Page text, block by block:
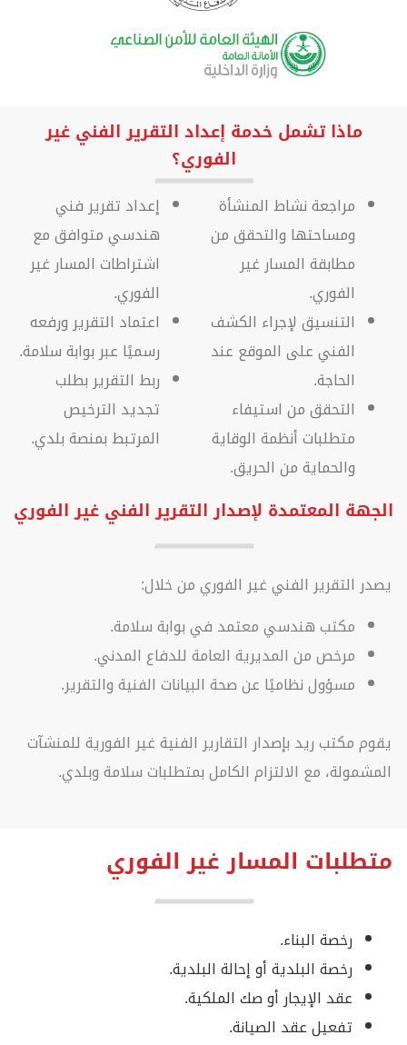
ماذا تشمل خدمة إعداد التقرير الفني غير
الفوري؟
مراجعة نشاط المنشأة
ومساحتها والتحقق من
مطابقة المسار غير
الفوري.
التنسيق لإجراء الكشف
الفني على الموقع عند
الحاجة.
التحقق من استيفاء
متطلبات أنظمة الوقاية
والحماية من الحريق.
إعداد تقرير فني
هندسي متوافق مع
اشتراطات المسار غير
الفوري.
اعتماد التقرير ورفعه
رسميًا عبر بوابة سلامة.
ربط التقرير بطلب
تجديد الترخيص
المرتبط بمنصة بلدي.
الجهة المعتمدة لإصدار التقرير الفني غير الفوري
يصدر التقرير الفني غير الفوري من خلال:
مكتب هندسي معتمد في بوابة سلامة.
مرخص من المديرية العامة للدفاع المدني.
مسؤول نظاميًا عن صحة البيانات الفنية والتقرير.
يقوم مكتب ريد بإصدار التقارير الفنية غير الفورية للمنشآت
المشمولة، مع الالتزام الكامل بمتطلبات سلامة وبلدي.
متطلبات المسار غير الفوري
رخصة البناء.
رخصة البلدية أو إحالة البلدية.
عقد الإيجار أو صك الملكية.
تفعيل عقد الصيانة.